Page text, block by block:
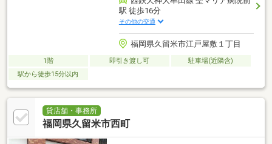
駅 徒歩16分
その他の交通
福岡県久留米市江戸屋敷１丁目
1階 即引き渡し可
駐車場(近隣含)
駅から徒歩15分以内
貸店舗・事務所
福岡県久留米市西町